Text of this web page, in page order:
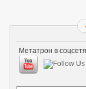
Метатрон в